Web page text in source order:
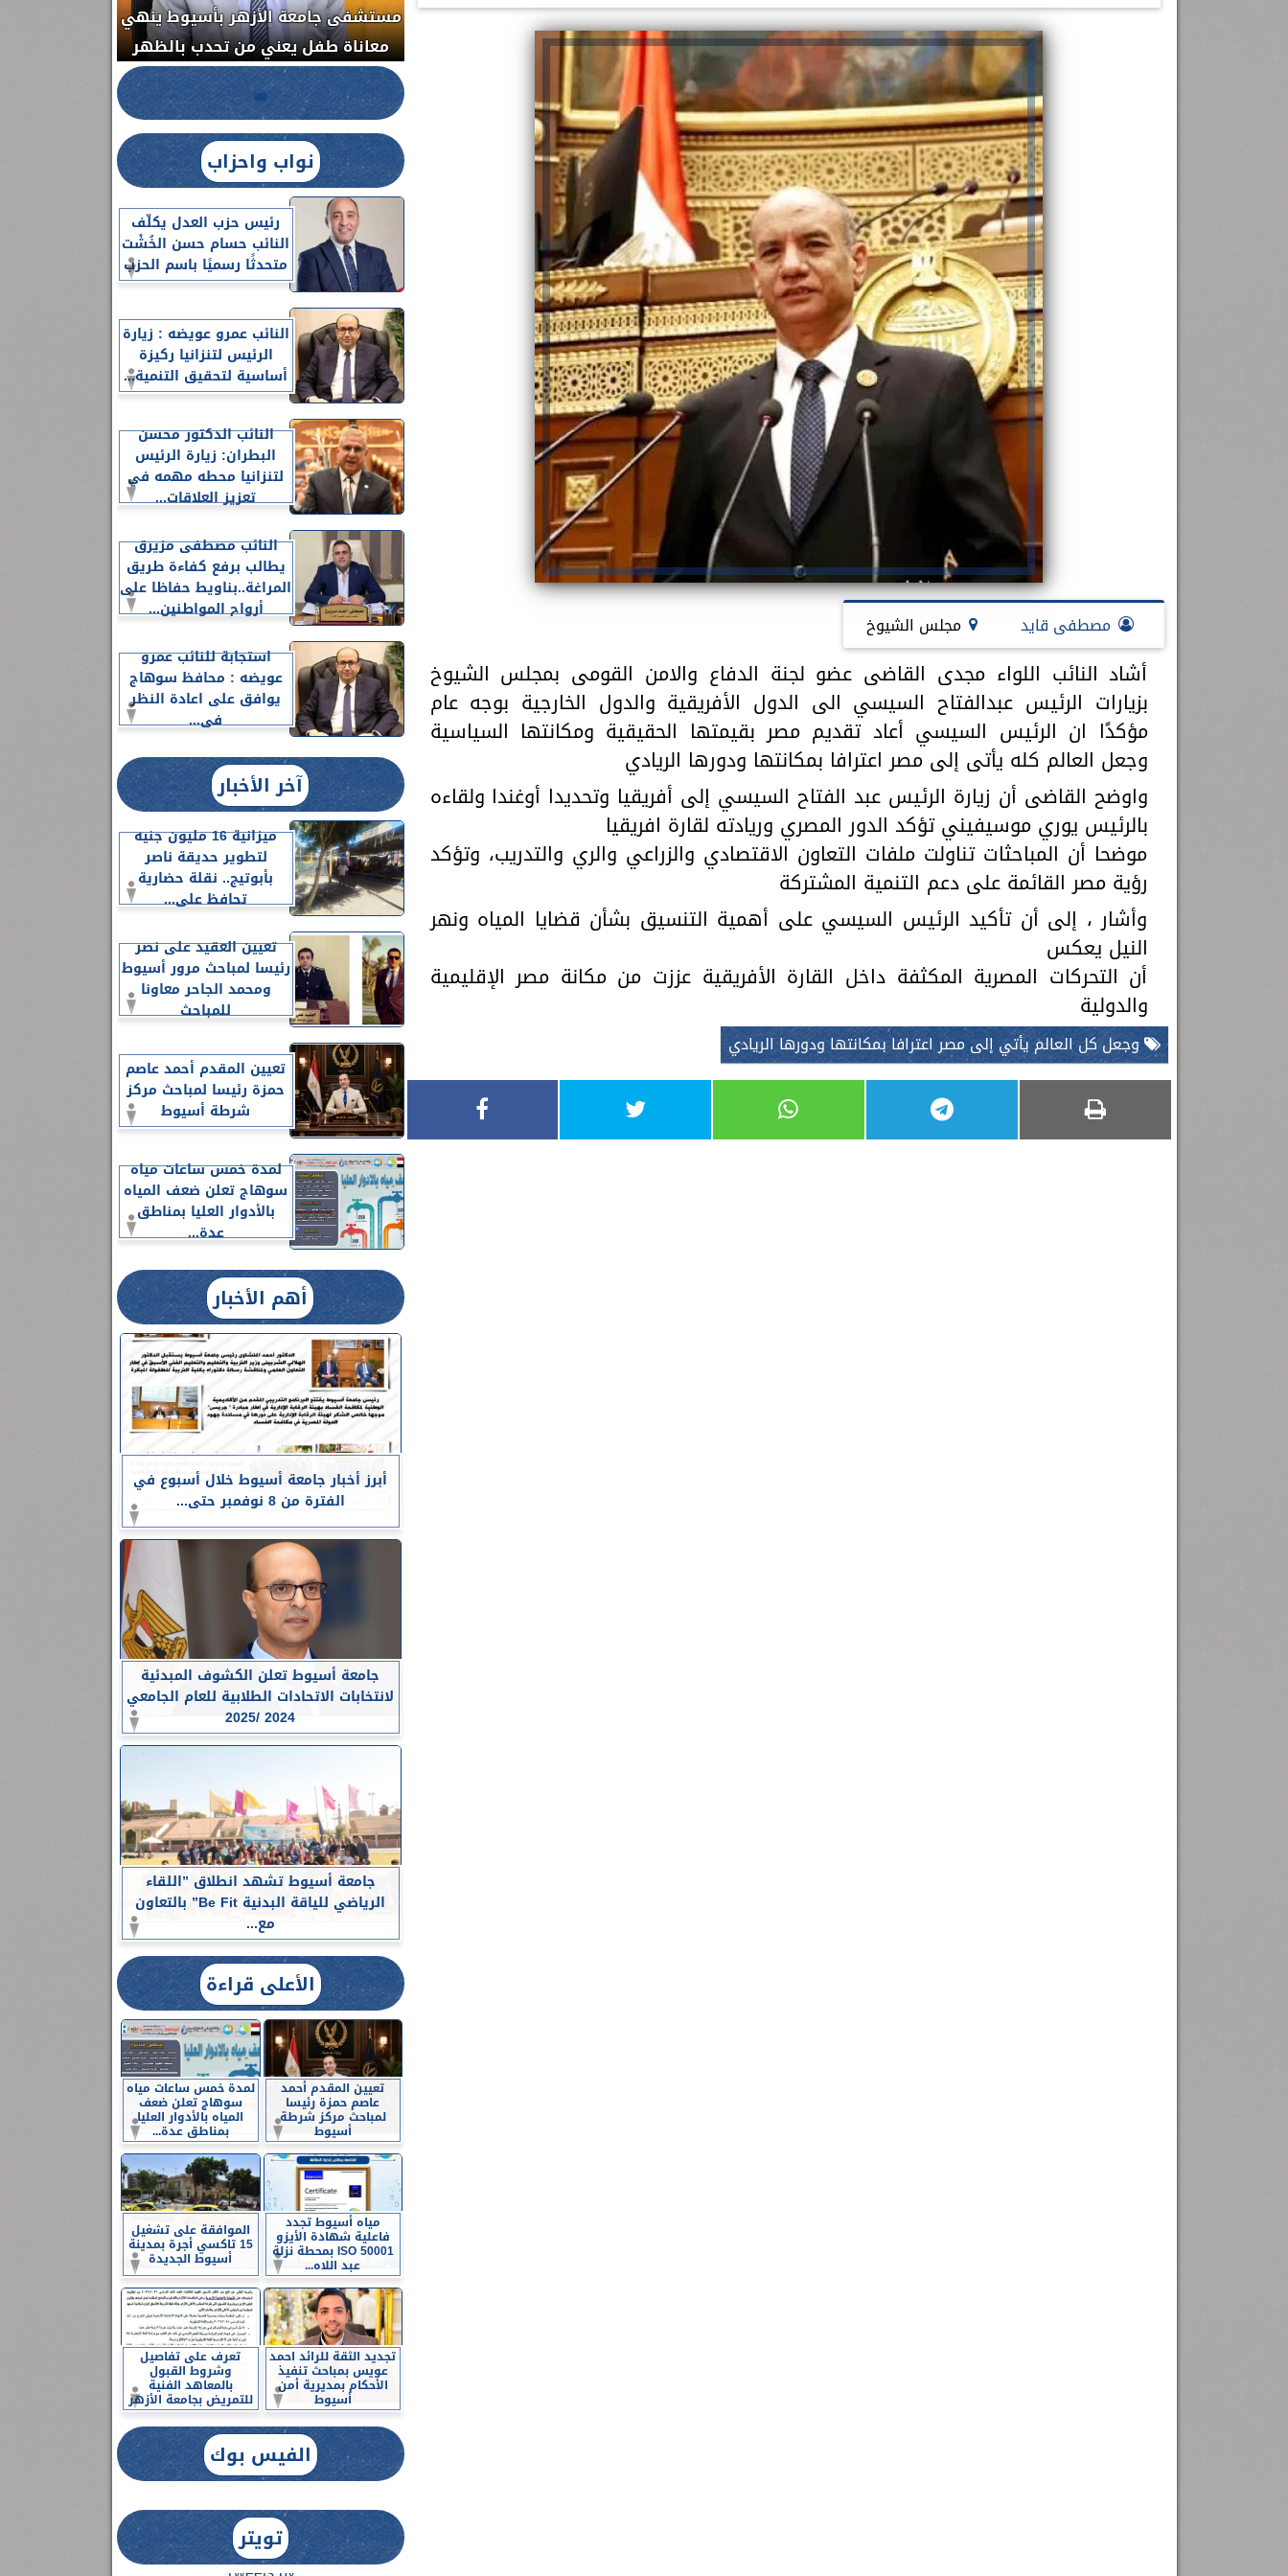
مصطفى قايد مجلس الشيوخ
أشاد النائب اللواء مجدى القاضى عضو لجنة الدفاع والامن القومى بمجلس الشيوخ
بزيارات الرئيس عبدالفتاح السيسي الى الدول الأفريقية والدول الخارجية بوجه عام
مؤكدًا ان الرئيس السيسي أعاد تقديم مصر بقيمتها الحقيقية ومكانتها السياسية
وجعل العالم كله يأتى إلى مصر اعترافا بمكانتها ودورها الريادي
واوضح القاضى أن زيارة الرئيس عبد الفتاح السيسي إلى أفريقيا وتحديدا أوغندا ولقاءه
بالرئيس يوري موسيفيني تؤكد الدور المصري وريادته لقارة افريقيا
موضحا أن المباحثات تناولت ملفات التعاون الاقتصادي والزراعي والري والتدريب، وتؤكد
رؤية مصر القائمة على دعم التنمية المشتركة
وأشار ، إلى أن تأكيد الرئيس السيسي على أهمية التنسيق بشأن قضايا المياه ونهر
النيل يعكس
أن التحركات المصرية المكثفة داخل القارة الأفريقية عززت من مكانة مصر الإقليمية
والدولية
وجعل كل العالم يأتي إلى مصر اعترافا بمكانتها ودورها الريادي
مستشفى جامعة الأزهر بأسيوط ينهي
معاناة طفل يعني من تحدب بالظهر
الدواء المصرية يشن حملة رقابية مكبرة
لضبط المنشآت الطبية المخالفة.....
والحنجرة ينجح في استئصال ورم خبيث
من... جديد بمستشفيات الجامعة... ...
نواب واحزاب
رئيس حزب العدل يكلّف
النائب حسام حسن الخُشْت
متحدثًا رسميًا باسم الحزب
النائب عمرو عويضه : زيارة
الرئيس لتنزانيا ركيزة
أساسية لتحقيق التنمية...
النائب الدكتور محسن
البطران: زيارة الرئيس
لتنزانيا محطه مهمه في
تعزيز العلاقات...
النائب مصطفى مزيرق
يطالب برفع كفاءة طريق
المراغة..بناويط حفاظا على
أرواح المواطنين...
استجابة للنائب عمرو
عويضه : محافظ سوهاج
يوافق على اعادة النظر
فى...
آخر الأخبار
ميزانية 16 مليون جنيه
لتطوير حديقة ناصر
بأبوتيج.. نقلة حضارية
تحافظ على...
تعيين العقيد على نصر
رئيسا لمباحث مرور أسيوط
ومحمد الجاحر معاونا
للمباحث
تعيين المقدم أحمد عاصم
حمزة رئيسا لمباحث مركز
شرطة أسيوط
لمدة خمس ساعات مياه
سوهاج تعلن ضعف المياه
بالأدوار العليا بمناطق
عدة...
أهم الأخبار
أبرز أخبار جامعة أسيوط خلال أسبوع في
الفترة من 8 نوفمبر حتى...
جامعة أسيوط تعلن الكشوف المبدئية
لانتخابات الاتحادات الطلابية للعام الجامعي
2024 /2025
جامعة أسيوط تشهد انطلاق ”اللقاء
الرياضي للياقة البدنية Be Fit” بالتعاون
مع...
الأعلى قراءة
تعيين المقدم أحمد
عاصم حمزة رئيسا
لمباحث مركز شرطة
أسيوط
لمدة خمس ساعات مياه
سوهاج تعلن ضعف
المياه بالأدوار العليا
بمناطق عدة...
مياه أسيوط تجدد
فاعلية شهادة الأيزو
ISO 50001 بمحطة نزلة
عبد اللاه...
الموافقة على تشغيل
15 تاكسي أجرة بمدينة
أسيوط الجديدة
تجديد الثقة للرائد احمد
عويس بمباحث تنفيذ
الأحكام بمديرية أمن
أسيوط
تعرف على تفاصيل
وشروط القبول
بالمعاهد الفنية
للتمريض بجامعة الأزهر
الفيس بوك
تويتر